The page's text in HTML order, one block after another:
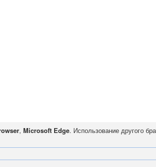
, Microsoft Edge. Использование другого